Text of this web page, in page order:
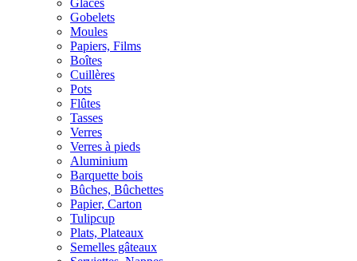
Glaces
Gobelets
Moules
Papiers, Films
Boîtes
Cuillères
Pots
Flûtes
Tasses
Verres
Verres à pieds
Aluminium
Barquette bois
Bûches, Bûchettes
Papier, Carton
Tulipcup
Plats, Plateaux
Semelles gâteaux